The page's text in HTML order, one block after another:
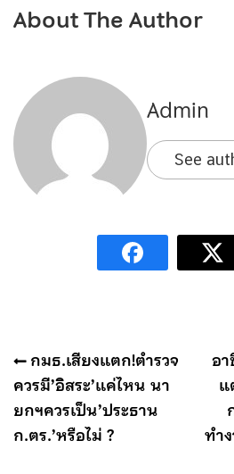
About The Author
Admin
See
แนะแนว
เรื่อง
กมธ.เสียงแตก!ตำรวจ
ควรมี’อิสระ’แค่ไหน นา
ยกฯควรเป็น’ประธาน
ก.ตร.’หรือไม่ ?
อ
แ
ทำ